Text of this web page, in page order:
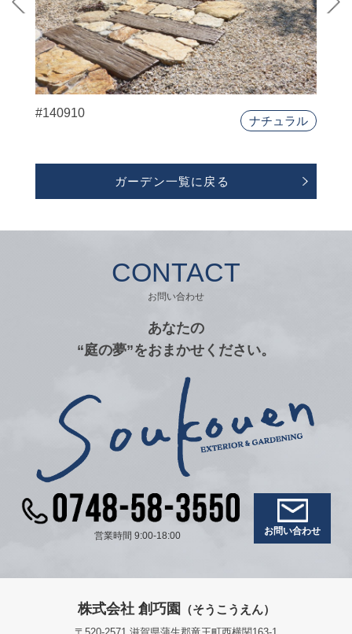
#140910
ナチュラル
ガーデン一覧に戻る
CONTACT
お問い合わせ
あなたの
“庭の夢”をおまかせください。
営業時間 9:00-18:00 お問い合わせ
株式会社 創巧園 （そうこうえん）